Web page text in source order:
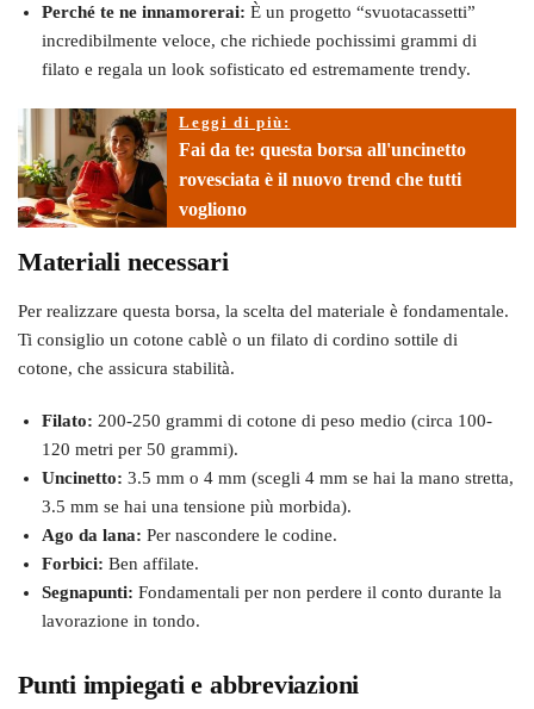
Perché te ne innamorerai: È un progetto “svuotacassetti”
incredibilmente veloce, che richiede pochissimi grammi di
filato e regala un look sofisticato ed estremamente trendy.
Leggi di più:
Fai da te: questa borsa all'uncinetto
rovesciata è il nuovo trend che tutti
vogliono
Materiali necessari
Per realizzare questa borsa, la scelta del materiale è fondamentale.
Ti consiglio un cotone cablè o un filato di cordino sottile di
cotone, che assicura stabilità.
Filato: 200-250 grammi di cotone di peso medio (circa 100-
120 metri per 50 grammi).
Uncinetto: 3.5 mm o 4 mm (scegli 4 mm se hai la mano stretta,
3.5 mm se hai una tensione più morbida).
Ago da lana: Per nascondere le codine.
Forbici: Ben affilate.
Segnapunti: Fondamentali per non perdere il conto durante la
lavorazione in tondo.
Punti impiegati e abbreviazioni